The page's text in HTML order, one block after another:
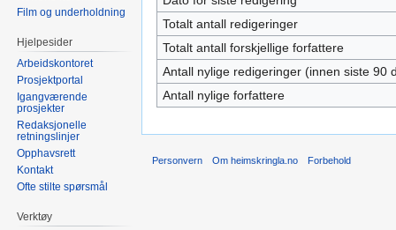
Totalt antall redigeringer
Totalt antall forskjellige forfattere
Antall nylige redigeringer (innen siste 90
Antall nylige forfattere
Film og underholdning
Hjelpesider
Arbeidskontoret
Prosjektportal
Igangværende
prosjekter
Redaksjonelle
retningslinjer
Opphavsrett
Kontakt
Ofte stilte spørsmål
Verktøy
Personvern Om heimskringla.no Forbehold